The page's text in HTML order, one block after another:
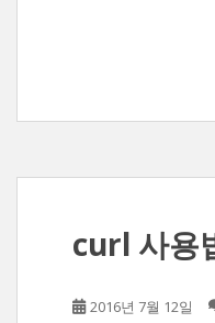
curl 사용
2016년 7월 12일